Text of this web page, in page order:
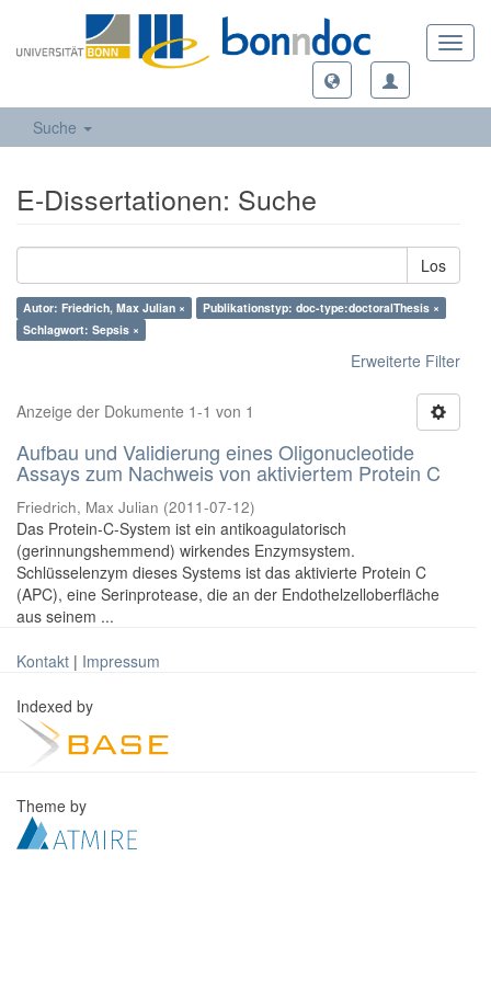
Suche
E-Dissertationen: Suche
Los
Autor: Friedrich, Max Julian ×
Publikationstyp: doc-type:doctoralThesis ×
Schlagwort: Sepsis ×
Erweiterte Filter
Anzeige der Dokumente 1-1 von 1
Aufbau und Validierung eines Oligonucleotide
Assays zum Nachweis von aktiviertem Protein C
Friedrich, Max Julian (2011-07-12)
Das Protein-C-System ist ein antikoagulatorisch
(gerinnungshemmend) wirkendes Enzymsystem.
Schlüsselenzym dieses Systems ist das aktivierte Protein C
(APC), eine Serinprotease, die an der Endothelzelloberfläche
aus seinem ...
Kontakt | Impressum
Indexed by
Theme by